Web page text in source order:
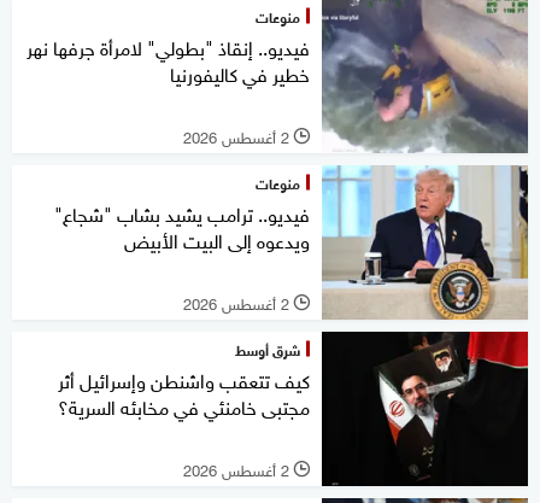
منوعات
فيديو.. إنقاذ "بطولي" لامرأة جرفها نهر
خطير في كاليفورنيا
l 2 أغسطس 2026
منوعات
فيديو.. ترامب يشيد بشاب "شجاع"
ويدعوه إلى البيت الأبيض
l 2 أغسطس 2026
شرق أوسط
كيف تتعقب واشنطن وإسرائيل أثر
مجتبى خامنئي في مخابئه السرية؟
l 2 أغسطس 2026